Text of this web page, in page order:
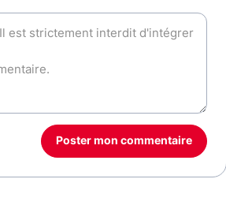
Poster mon commentaire